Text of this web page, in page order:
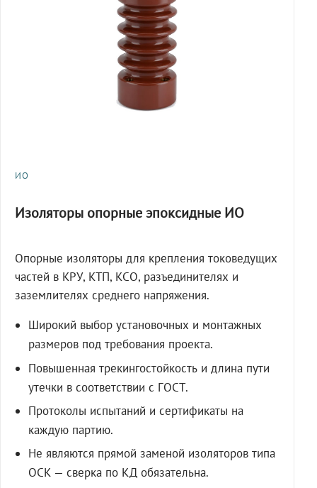
ИО
Изоляторы опорные эпоксидные ИО
Опорные изоляторы для крепления токоведущих
частей в КРУ, КТП, КСО, разъединителях и
заземлителях среднего напряжения.
Широкий выбор установочных и монтажных
размеров под требования проекта.
Повышенная трекингостойкость и длина пути
утечки в соответствии с ГОСТ.
Протоколы испытаний и сертификаты на
каждую партию.
Не являются прямой заменой изоляторов типа
ОСК — сверка по КД обязательна.